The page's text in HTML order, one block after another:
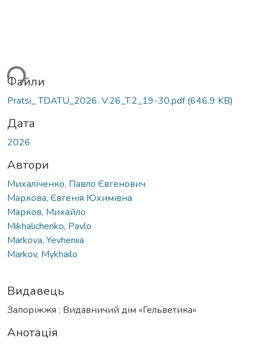
Файли
Pratsi_ TDATU_2026. V.26_T.2_19-30.pdf(646.9 KB)
Дата
2026
Автори
Михаліченко, Павло Євгенович
Маркова, Євгенія Юхимівна
Марков, Михайло
Mikhalichenko, Pavlo
Markova, Yevheniia
Markov, Mykhailo
Видавець
Запоріжжя : Видавничий дім «Гельветика»
Анотація